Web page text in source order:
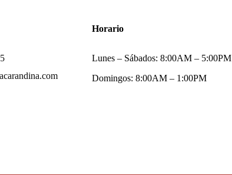
Horario
Lunes – Sábados: 8:00AM – 5:00PM
Domingos: 8:00AM – 1:00PM